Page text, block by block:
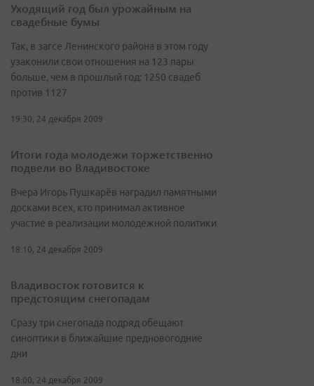
Уходящий год был урожайным на
свадебные бумы
Так, в загсе Ленинского района в этом году
узаконили свои отношения на 123 пары
больше, чем в прошлый год: 1250 свадеб
против 1127
19:30, 24 декабря 2009
Итоги года молодежи торжетственно
подвели во Владивостоке
Вчера Игорь Пушкарёв наградил памятными
досками всех, кто принимал активное
участие в реализации молодежной политики
18:10, 24 декабря 2009
Владивосток готовится к
предстоящим снегопадам
Сразу три снегопада подряд обещают
синоптики в ближайшие предновогодние
дни
18:00, 24 декабря 2009